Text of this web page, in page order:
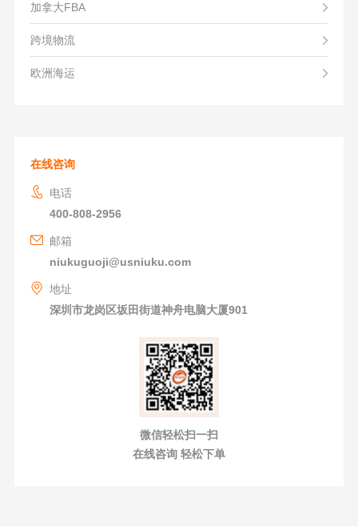
加拿大FBA
跨境物流
欧洲海运
在线咨询
电话
400-808-2956
邮箱
niukuguoji@usniuku.com
地址
深圳市龙岗区坂田街道神舟电脑大厦901
微信轻松扫一扫
在线咨询 轻松下单